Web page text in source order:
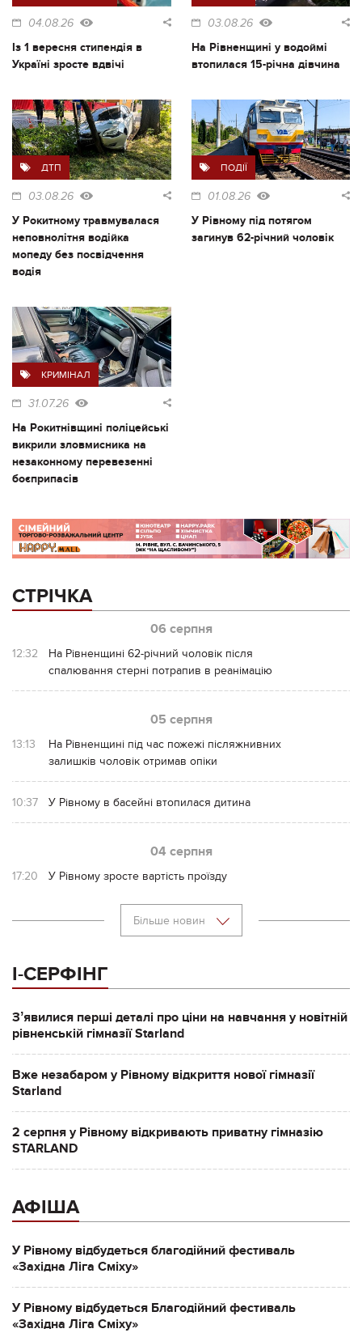
04.08.26
Із 1 вересня стипендія в
Україні зросте вдвічі
03.08.26
На Рівненщині у водоймі
втопилася 15-річна дівчина
ДТП
03.08.26
У Рокитному травмувалася
неповнолітня водійка
мопеду без посвідчення
водія
ПОДІЇ
01.08.26
У Рівному під потягом
загинув 62-річний чоловік
КРИМІНАЛ
31.07.26
На Рокитнівщині поліцейські
викрили зловмисника на
незаконному перевезенні
боєприпасів
СТРІЧКА
06 серпня
12:32
На Рівненщині 62-річний чоловік після
спалювання стерні потрапив в реанімацію
05 серпня
13:13
На Рівненщині під час пожежі післяжнивних
залишків чоловік отримав опіки
10:37 У Рівному в басейні втопилася дитина
04 серпня
17:20 У Рівному зросте вартість проїзду
Більше новин
І-СЕРФІНГ
Зʼявилися перші деталі про ціни на навчання у новітній
рівненській гімназії Starland
Вже незабаром у Рівному відкриття нової гімназії
Starland
2 серпня у Рівному відкривають приватну гімназію
STARLAND
АФІША
У Рівному відбудеться благодійний фестиваль
«Західна Ліга Сміху»
У Рівному відбудеться Благодійний фестиваль
«Західна Ліга Сміху»